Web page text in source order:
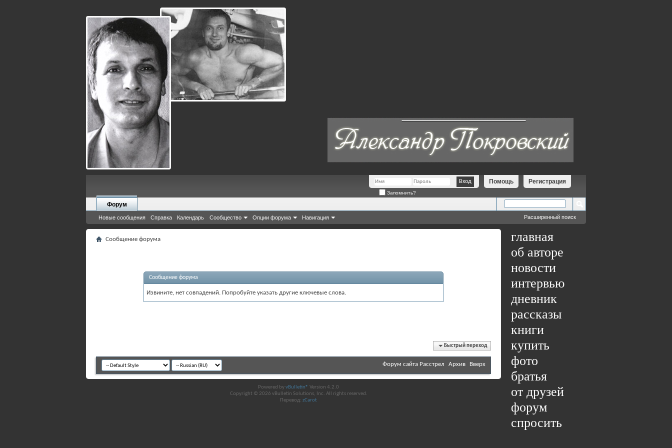
Регистрация
Помощь
Запомнить?
Форум
Новые сообщения Справка Календарь Сообщество Опции форума Навигация Расширенный поиск
главная
об авторе
новости
интервью
дневник
рассказы
книги
купить
фото
братья
от друзей
форум
спросить
Сообщение форума
Сообщение форума
Извините, нет совпадений. Попробуйте указать другие ключевые слова.
Быстрый переход
Форум сайта Расстрел Архив Вверх
Powered byvBulletin® Version 4.2.0
Copyright © 2026 vBulletin Solutions, Inc. All rights reserved.
Перевод: zCarot